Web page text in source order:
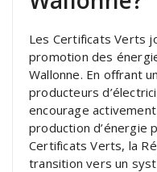
Les Certificats Verts
promotion des
Wallonne. En offrant
producteurs
encourage
production d’énergie
Certificats Verts, la
transition vers un